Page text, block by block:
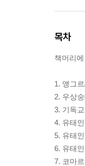
목차
책머리에
1. 앵그
2. 우상
3. 기독
4. 유태
5. 유태
6. 유태
7. 코마